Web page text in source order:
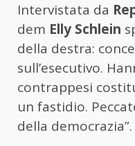
Intervistata da
dem Elly Schlein
della destra:
sull’esecutivo.
contrappesi
un fastidio.
della democrazia”.